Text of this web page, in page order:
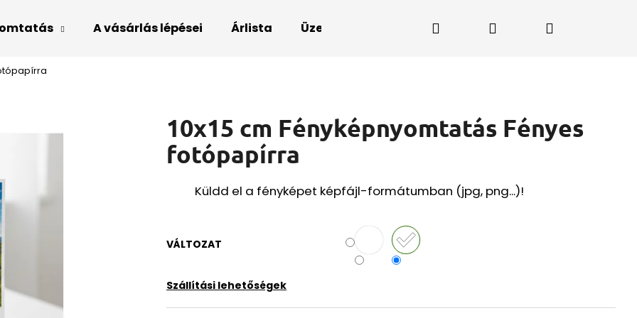
A vásárlás lépései Árlista Üzenet a PrintFutárnak Keresés Bejelentkezés
10x15 cm Fényképnyomtatás Fényes
fotópapírra
Küldd el a fényképet képfájl-formátumban (jpg, png...)!
VÁLTOZAT
Szállítási lehetőségek
KERESÉS